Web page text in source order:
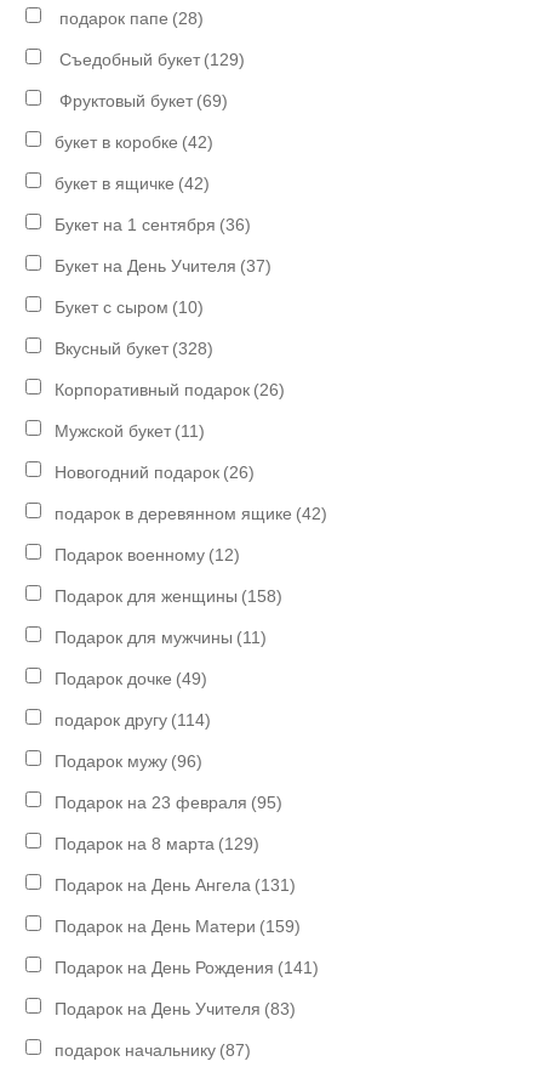
подарок папе (28)
Съедобный букет (129)
Фруктовый букет (69)
букет в коробке (42)
букет в ящичке (42)
Букет на 1 сентября (36)
Букет на День Учителя (37)
Букет с сыром (10)
Вкусный букет (328)
Корпоративный подарок (26)
Мужской букет (11)
Новогодний подарок (26)
подарок в деревянном ящике (42)
Подарок военному (12)
Подарок для женщины (158)
Подарок для мужчины (11)
Подарок дочке (49)
подарок другу (114)
Подарок мужу (96)
Подарок на 23 февраля (95)
Подарок на 8 марта (129)
Подарок на День Ангела (131)
Подарок на День Матери (159)
Подарок на День Рождения (141)
Подарок на День Учителя (83)
подарок начальнику (87)